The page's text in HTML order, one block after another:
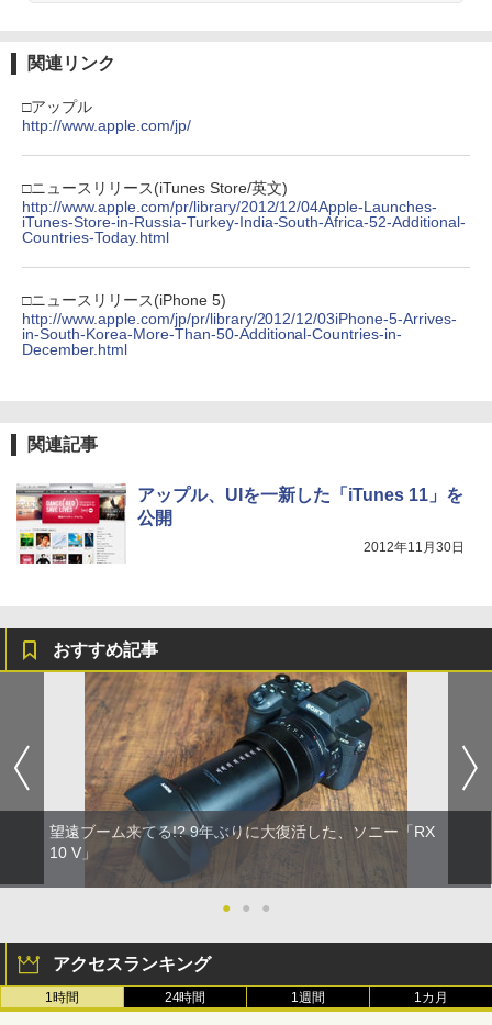
関連リンク
□アップル
http://www.apple.com/jp/
□ニュースリリース(iTunes Store/英文)
http://www.apple.com/pr/library/2012/12/04Apple-Launches-
iTunes-Store-in-Russia-Turkey-India-South-Africa-52-Additional-
Countries-Today.html
□ニュースリリース(iPhone 5)
http://www.apple.com/jp/pr/library/2012/12/03iPhone-5-Arrives-
in-South-Korea-More-Than-50-Additional-Countries-in-
December.html
関連記事
アップル、UIを一新した「iTunes 11」を
公開
2012年11月30日
おすすめ記事
望遠ブーム来てる!? 9年ぶりに大復活した、ソニー「RX
10 V」
● ● ●
アクセスランキング
1時間 24時間 1週間 1カ月